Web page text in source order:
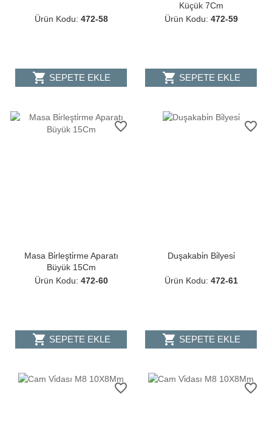
Ürün Kodu: 472-58
shopping_cart SEPETE EKLE
Küçük 7Cm
Ürün Kodu: 472-59
shopping_cart SEPETE EKLE
favorite_border
Masa Bi̇rleşti̇rme Aparatı
Büyük 15Cm
Ürün Kodu: 472-60
shopping_cart SEPETE EKLE
favorite_border
Duşakabi̇n Bi̇lyesi̇
Ürün Kodu: 472-61
shopping_cart SEPETE EKLE
favorite_border favorite_border